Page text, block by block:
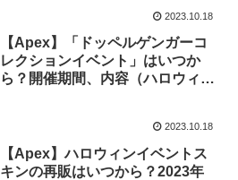
2023.10.18
【Apex】「ドッペルゲンガーコ
レクションイベント」はいつか
ら？開催期間、内容（ハロウィン
2023.10.18
【Apex】ハロウィンイベントス
キンの再販はいつから？2023年